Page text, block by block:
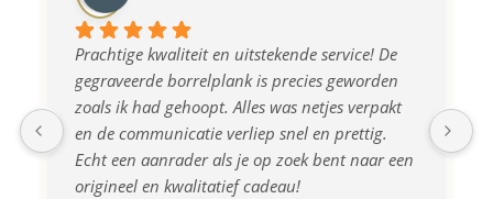
Prachtige kwaliteit en uitstekende service! De
gegraveerde borrelplank is precies geworden
zoals ik had gehoopt. Alles was netjes verpakt
en de communicatie verliep snel en prettig.
Echt een aanrader als je op zoek bent naar een
origineel en kwalitatief cadeau!